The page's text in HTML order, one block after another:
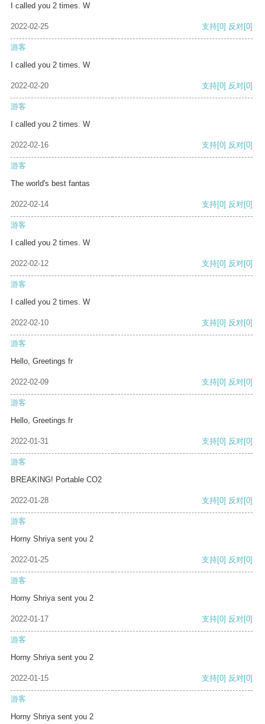
I called you 2 times. W
2022-02-25 支持[0] 反对[0]
游客
I called you 2 times. W
2022-02-20 支持[0] 反对[0]
游客
I called you 2 times. W
2022-02-16 支持[0] 反对[0]
游客
The world's best fantas
2022-02-14 支持[0] 反对[0]
游客
I called you 2 times. W
2022-02-12 支持[0] 反对[0]
游客
I called you 2 times. W
2022-02-10 支持[0] 反对[0]
游客
Hello, Greetings fr
2022-02-09 支持[0] 反对[0]
游客
Hello, Greetings fr
2022-01-31 支持[0] 反对[0]
游客
BREAKING! Portable CO2
2022-01-28 支持[0] 反对[0]
游客
Horny Shriya sent you 2
2022-01-25 支持[0] 反对[0]
游客
Horny Shriya sent you 2
2022-01-17 支持[0] 反对[0]
游客
Horny Shriya sent you 2
2022-01-15 支持[0] 反对[0]
游客
Horny Shriya sent you 2